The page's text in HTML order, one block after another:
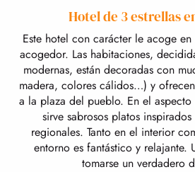
Hotel de 3 estrellas
Este hotel con carácter le acoge
acogedor. Las habitaciones,
modernas, están decoradas con
madera, colores cálidos…) y
a la plaza del pueblo. En el
sirve sabrosos platos
regionales. Tanto en el interior
entorno es fantástico y relajante.
tomarse un verdadero